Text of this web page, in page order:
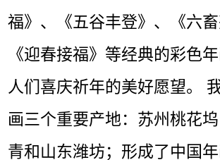
福》、《五谷丰登》、《六畜
《迎春接福》等经典的彩色
人们喜庆祈年的美好愿望。
画三个重要产地：苏州桃花
青和山东潍坊；形成了中国